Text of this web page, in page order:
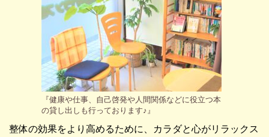
『健康や仕事、自己啓発や人間関係などに役立つ本
の貸し出しも行っております♪』
整体の効果をより高めるために、カラダと心がリラックス